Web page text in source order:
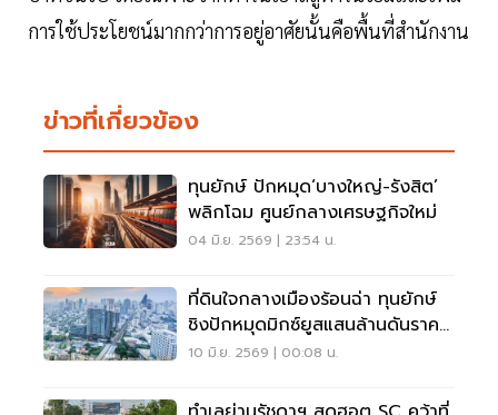
การใช้ประโยชน์มากกว่าการอยู่อาศัยนั้นคือพื้นที่สำนักงาน
ข่าวที่เกี่ยวข้อง
ทุนยักษ์ ปักหมุด‘บางใหญ่-รังสิต’
พลิกโฉม ศูนย์กลางเศรษฐกิจใหม่
04 มิ.ย. 2569 | 23:54 น.
ที่ดินใจกลางเมืองร้อนฉ่า ทุนยักษ์
ชิงปักหมุดมิกซ์ยูสแสนล้านดันราคา
ที่ดินพุ่ง
10 มิ.ย. 2569 | 00:08 น.